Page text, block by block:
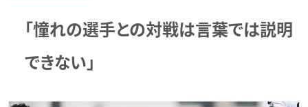
「憧れの選手との対戦は言葉では説明
できない」